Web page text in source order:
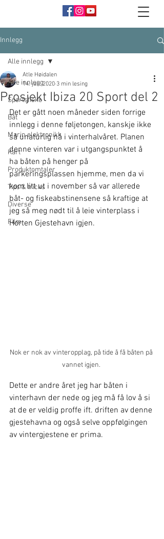
Innlegg
Alle innlegg
Sportsfiske
Båt
Marin elektronikk
Kart
Produktomtaler
Tips & tricks
Diverse
Film
Alle innlegg
Prosjekt Ibiza 20 Sport del 2
Atle Høidalen
14. jan. 2020 3 min lesing
Det er gått noen måneder siden forrige
innlegg i denne føljetongen, kanskje ikke
så unaturlig nå i vinterhalvåret. Planen
denne vinteren var i utgangspunktet å
ha båten på henger på
parkeringsplassen hjemme, men da vi
kom litt ut i november så var allerede
båt- og fiskeabstinensene så kraftige at
jeg så meg nødt til å leie vinterplass i
Horten Gjestehavn igjen.
Nok er nok av vinteropplag, på tide å få båten på
vannet igjen.
Dette er andre året jeg har båten i
vinterhavn der nede og jeg må få lov å si
at de er veldig proffe ift. driften av denne
gjestehavna og også selve oppfølgingen
av vintergjestene er prima.